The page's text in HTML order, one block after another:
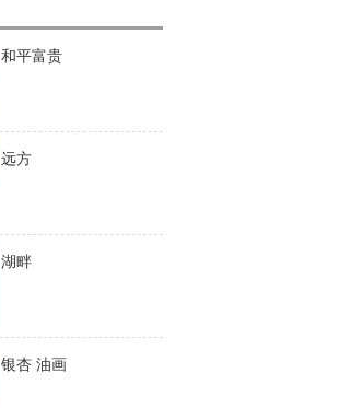
和平富贵
远方
湖畔
银杏 油画